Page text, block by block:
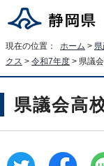
現在の位置： ホーム >
クス > 令和7年度 > 県議
県議会高